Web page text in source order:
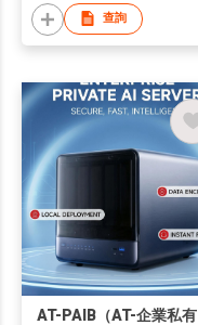
查詢
AT-PAIB（AT-企業私有